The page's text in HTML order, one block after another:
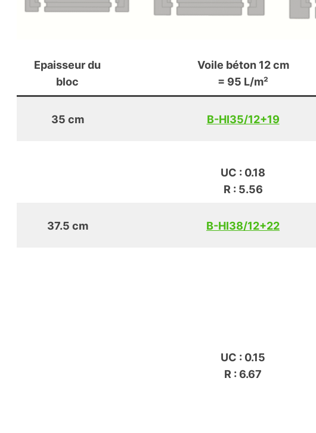
Epaisseur du
bloc
Voile béton 12 cm
= 95 L/m²
35 cm B-HI35/12+19
UC : 0.18
R : 5.56
37.5 cm B-HI38/12+22
UC : 0.15
R : 6.67